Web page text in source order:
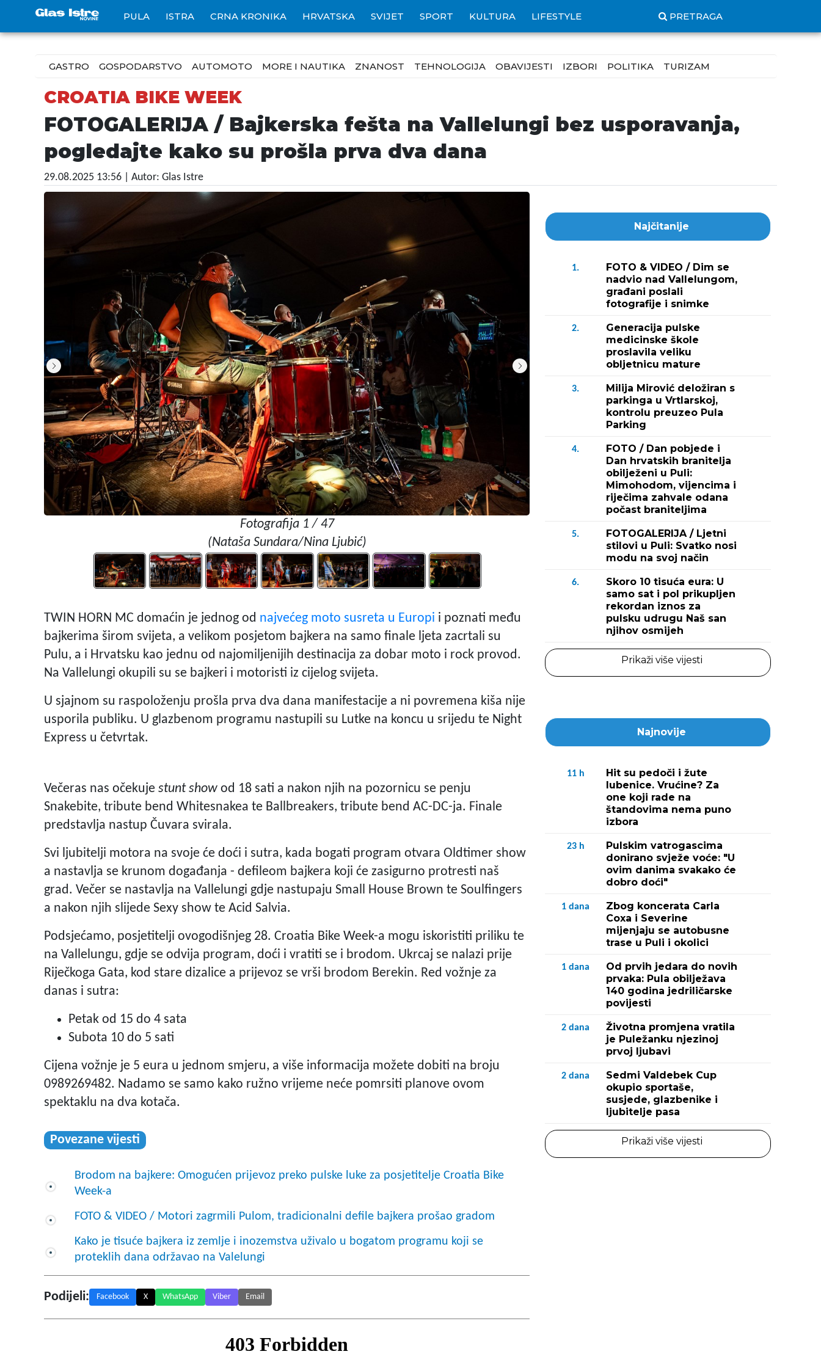
PULA ISTRA CRNA KRONIKA HRVATSKA SVIJET SPORT KULTURA LIFESTYLE PRETRAGA
GASTRO GOSPODARSTVO AUTOMOTO MORE I NAUTIKA ZNANOST TEHNOLOGIJA OBAVIJESTI IZBORI POLITIKA TURIZAM
CROATIA BIKE WEEK
FOTOGALERIJA / Bajkerska fešta na Vallelungi bez usporavanja,
pogledajte kako su prošla prva dva dana
29.08.2025 13:56 | Autor: Glas Istre
Fotografija 1 / 47
(Nataša Sundara/Nina Ljubić)
(Nataša Sundara/
TWIN HORN MC domaćin je jednog od najvećeg moto susreta u Europi i poznati među
bajkerima širom svijeta, a velikom posjetom bajkera na samo finale ljeta zacrtali su
Pulu, a i Hrvatsku kao jednu od najomiljenijih destinacija za dobar moto i rock provod.
Na Vallelungi okupili su se bajkeri i motoristi iz cijelog svijeta.
U sjajnom su raspoloženju prošla prva dva dana manifestacije a ni povremena kiša nije
usporila publiku. U glazbenom programu nastupili su Lutke na koncu u srijedu te Night
Express u četvrtak.
Večeras nas očekuje stunt show od 18 sati a nakon njih na pozornicu se penju
Snakebite, tribute bend Whitesnakea te Ballbreakers, tribute bend AC-DC-ja. Finale
predstavlja nastup Čuvara svirala.
Svi ljubitelji motora na svoje će doći i sutra, kada bogati program otvara Oldtimer show
a nastavlja se krunom događanja - defileom bajkera koji će zasigurno protresti naš
grad. Večer se nastavlja na Vallelungi gdje nastupaju Small House Brown te Soulfingers
a nakon njih slijede Sexy show te Acid Salvia.
Podsjećamo, posjetitelji ovogodišnjeg 28. Croatia Bike Week-a mogu iskoristiti priliku te
na Vallelungu, gdje se odvija program, doći i vratiti se i brodom. Ukrcaj se nalazi prije
Riječkoga Gata, kod stare dizalice a prijevoz se vrši brodom Berekin. Red vožnje za
danas i sutra:
Petak od 15 do 4 sata
Subota 10 do 5 sati
Cijena vožnje je 5 eura u jednom smjeru, a više informacija možete dobiti na broju
0989269482. Nadamo se samo kako ružno vrijeme neće pomrsiti planove ovom
spektaklu na dva kotača.
Povezane vijesti
Brodom na bajkere: Omogućen prijevoz preko pulske luke za posjetitelje Croatia Bike
Week-a
FOTO & VIDEO / Motori zagrmili Pulom, tradicionalni defile bajkera prošao gradom
Kako je tisuće bajkera iz zemlje i inozemstva uživalo u bogatom programu koji se
proteklih dana održavao na Valelungi
Podijeli: Facebook X WhatsApp Viber Email
Najčitanije
1.
FOTO & VIDEO / Dim se
nadvio nad Vallelungom,
građani poslali
fotografije i snimke
2.
Generacija pulske
medicinske škole
proslavila veliku
obljetnicu mature
3.
Milija Mirović deložiran s
parkinga u Vrtlarskoj,
kontrolu preuzeo Pula
Parking
4.
FOTO / Dan pobjede i
Dan hrvatskih branitelja
obilježeni u Puli:
Mimohodom, vijencima i
riječima zahvale odana
počast braniteljima
5.
FOTOGALERIJA / Ljetni
stilovi u Puli: Svatko nosi
modu na svoj način
6.
Skoro 10 tisuća eura: U
samo sat i pol prikupljen
rekordan iznos za
pulsku udrugu Naš san
njihov osmijeh
Prikaži više vijesti
Najnovije
11 h
Hit su pedoči i žute
lubenice. Vrućine? Za
one koji rade na
štandovima nema puno
izbora
23 h
Pulskim vatrogascima
donirano svježe voće: "U
ovim danima svakako će
dobro doći"
1 dana
Zbog koncerata Carla
Coxa i Severine
mijenjaju se autobusne
trase u Puli i okolici
1 dana
Od prvih jedara do novih
prvaka: Pula obilježava
140 godina jedriličarske
povijesti
2 dana
Životna promjena vratila
je Puležanku njezinoj
prvoj ljubavi
2 dana
Sedmi Valdebek Cup
okupio sportaše,
susjede, glazbenike i
ljubitelje pasa
Prikaži više vijesti